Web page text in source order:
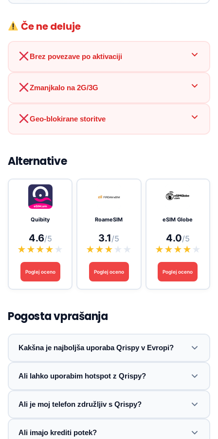
Če ne deluje
Brez povezave po aktivaciji
Zmanjkalo na 2G/3G
Geo-blokirane storitve
Alternative
Quibity
4.6/5
★★★★ ★
Poglej oceno
RoameSIM
3.1/5
★★★ ★ ★
Poglej oceno
eSIM Globe
4.0/5
★★★★ ★
Poglej oceno
Pogosta vprašanja
Kakšna je najboljša uporaba Qrispy v Evropi?
Ali lahko uporabim hotspot z Qrispy?
Ali je moj telefon združljiv s Qrispy?
Ali imajo krediti potek?